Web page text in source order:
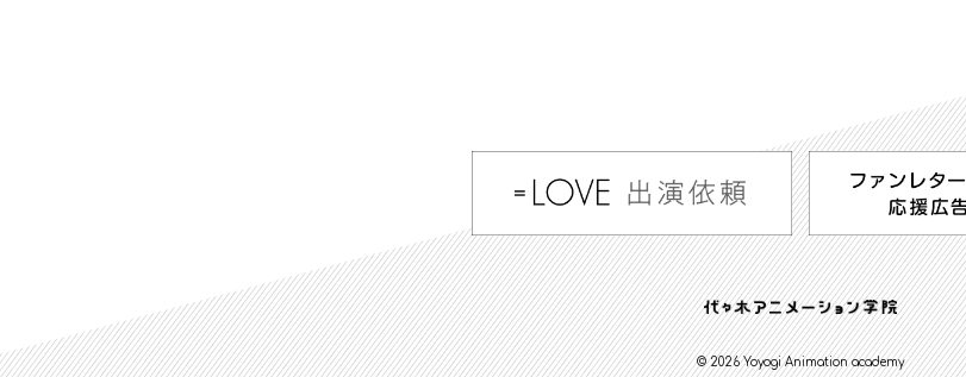
© 2026 Yoyogi Animation academy